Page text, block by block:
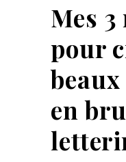
Mes
pour
en